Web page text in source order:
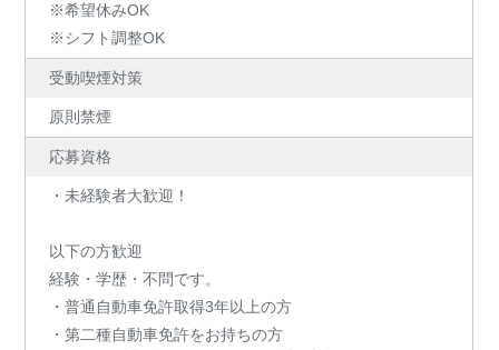
※希望休みOK
※シフト調整OK
受動喫煙対策
原則禁煙
応募資格
・未経験者大歓迎！
以下の方歓迎
経験・学歴・不問です。
・普通自動車免許取得3年以上の方
・第二種自動車免許をお持ちの方